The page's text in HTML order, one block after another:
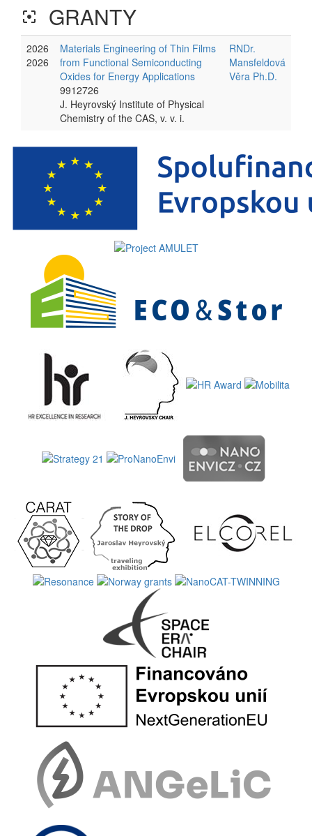
filter_center_focus GRANTY
2026
2026
Materials Engineering of Thin Films
from Functional Semiconducting
Oxides for Energy Applications
9912726
J. Heyrovský Institute of Physical
Chemistry of the CAS, v. v. i.
RNDr.
Mansfeldová
Věra Ph.D.